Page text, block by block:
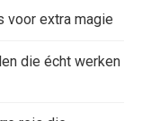
voor extra magie
die écht werken